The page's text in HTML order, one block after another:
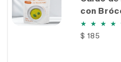
con
Precio
$ 185